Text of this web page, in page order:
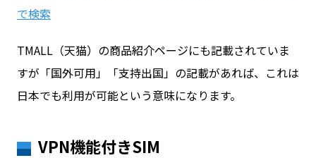
で検索
TMALL（天猫）の商品紹介ページにも記載されていま
すが「国外可用」「支持出国」の記載があれば、これは
日本でも利用が可能という意味になります。
VPN機能付きSIM